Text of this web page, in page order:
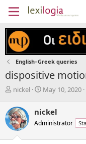
English–Greek queries
dispositive
T
r
e
a
nickel
S
r
t
May 10, 2020
nickel
Administrator